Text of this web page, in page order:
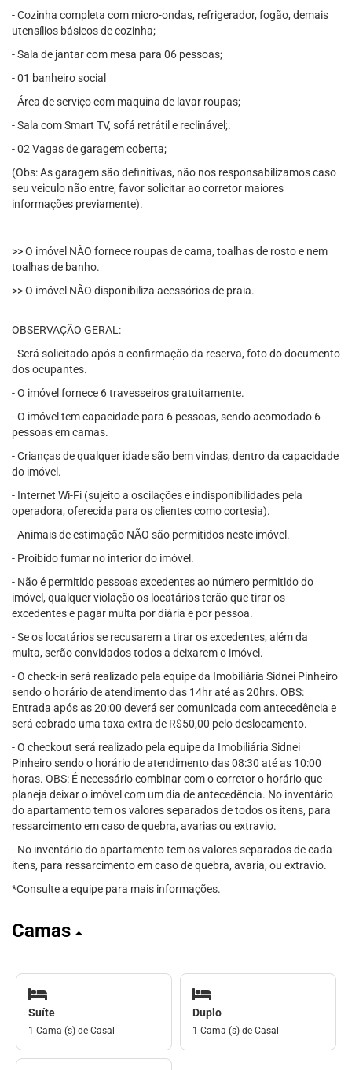
- Cozinha completa com micro-ondas, refrigerador, fogão, demais
utensílios básicos de cozinha;
- Sala de jantar com mesa para 06 pessoas;
- 01 banheiro social
- Área de serviço com maquina de lavar roupas;
- Sala com Smart TV, sofá retrátil e reclinável;.
- 02 Vagas de garagem coberta;
(Obs: As garagem são definitivas, não nos responsabilizamos caso
seu veiculo não entre, favor solicitar ao corretor maiores
informações previamente).
>> O imóvel NÃO fornece roupas de cama, toalhas de rosto e nem
toalhas de banho.
>> O imóvel NÃO disponibiliza acessórios de praia.
OBSERVAÇÃO GERAL:
- Será solicitado após a confirmação da reserva, foto do documento
dos ocupantes.
- O imóvel fornece 6 travesseiros gratuitamente.
- O imóvel tem capacidade para 6 pessoas, sendo acomodado 6
pessoas em camas.
- Crianças de qualquer idade são bem vindas, dentro da capacidade
do imóvel.
- Internet Wi-Fi (sujeito a oscilações e indisponibilidades pela
operadora, oferecida para os clientes como cortesia).
- Animais de estimação NÃO são permitidos neste imóvel.
- Proibido fumar no interior do imóvel.
- Não é permitido pessoas excedentes ao número permitido do
imóvel, qualquer violação os locatários terão que tirar os
excedentes e pagar multa por diária e por pessoa.
- Se os locatários se recusarem a tirar os excedentes, além da
multa, serão convidados todos a deixarem o imóvel.
- O check-in será realizado pela equipe da Imobiliária Sidnei Pinheiro
sendo o horário de atendimento das 14hr até as 20hrs. OBS:
Entrada após as 20:00 deverá ser comunicada com antecedência e
será cobrado uma taxa extra de R$50,00 pelo deslocamento.
- O checkout será realizado pela equipe da Imobiliária Sidnei
Pinheiro sendo o horário de atendimento das 08:30 até as 10:00
horas. OBS: É necessário combinar com o corretor o horário que
planeja deixar o imóvel com um dia de antecedência. No inventário
do apartamento tem os valores separados de todos os itens, para
ressarcimento em caso de quebra, avarias ou extravio.
- No inventário do apartamento tem os valores separados de cada
itens, para ressarcimento em caso de quebra, avaria, ou extravio.
*Consulte a equipe para mais informações.
Camas
Suíte
1 Cama (s) de Casal
Duplo
1 Cama (s) de Casal